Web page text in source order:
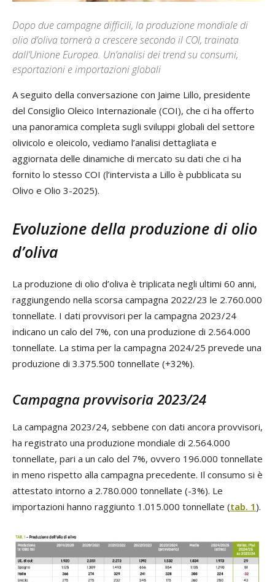
Dopo due campagne difficili, la produzione mondiale di
olio d’oliva tornerà a crescere secondo il COI, trainata
dall’Unione Europea. Un’analisi dei trend su consumi,
esportazioni e importazioni globali
A seguito della conversazione con Jaime Lillo, presidente
del Consiglio Oleico Internazionale (COI), che ci ha offerto
una panoramica completa sugli sviluppi globali del settore
olivicolo e oleicolo, vediamo l’analisi dettagliata e
aggiornata delle dinamiche di mercato su dati che ci ha
fornito lo stesso COI (l’intervista a Lillo è pubblicata su
Olivo e Olio 3-2025).
Evoluzione della produzione di olio
d’oliva
La produzione di olio d’oliva è triplicata negli ultimi 60 anni,
raggiungendo nella scorsa campagna 2022/23 le 2.760.000
tonnellate. I dati provvisori per la campagna 2023/24
indicano un calo del 7%, con una produzione di 2.564.000
tonnellate. La stima per la campagna 2024/25 prevede una
produzione di 3.375.500 tonnellate (+32%).
Campagna provvisoria 2023/24
La campagna 2023/24, sebbene con dati ancora provvisori,
ha registrato una produzione mondiale di 2.564.000
tonnellate, pari a un calo del 7%, ovvero 196.000 tonnellate
in meno rispetto alla campagna precedente. Il consumo si è
attestato intorno a 2.780.000 tonnellate (-3%). Le
importazioni hanno raggiunto 1.015.000 tonnellate (tab. 1).